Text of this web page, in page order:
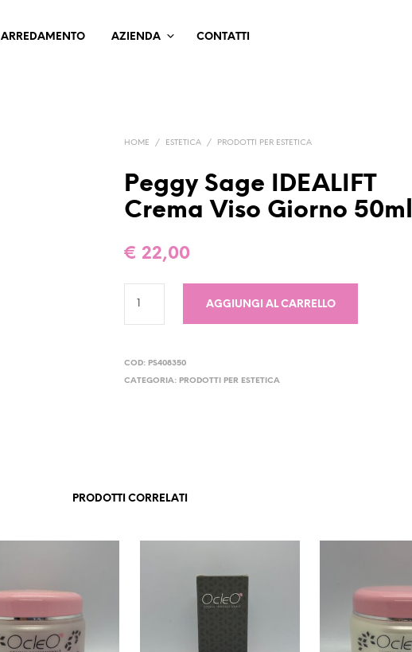
ARREDAMENTO AZIENDA CONTATTI
HOME / ESTETICA / PRODOTTI PER ESTETICA
Peggy Sage IDEALIFT
Crema Viso Giorno 50ml
€ 22,00
AGGIUNGI AL CARRELLO
COD: PS408350
CATEGORIA: PRODOTTI PER ESTETICA
PRODOTTI CORRELATI